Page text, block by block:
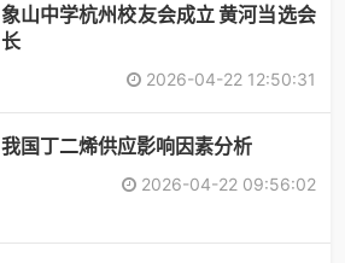
象山中学杭州校友会成立 黄河当选会
长
2026-04-22 12:50:31
​我国丁二烯供应影响因素分析
2026-04-22 09:56:02